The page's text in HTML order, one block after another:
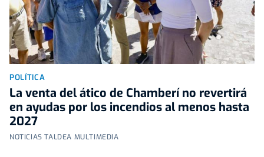
POLÍTICA
La venta del ático de Chamberí no revertirá
en ayudas por los incendios al menos hasta
2027
NOTICIAS TALDEA MULTIMEDIA